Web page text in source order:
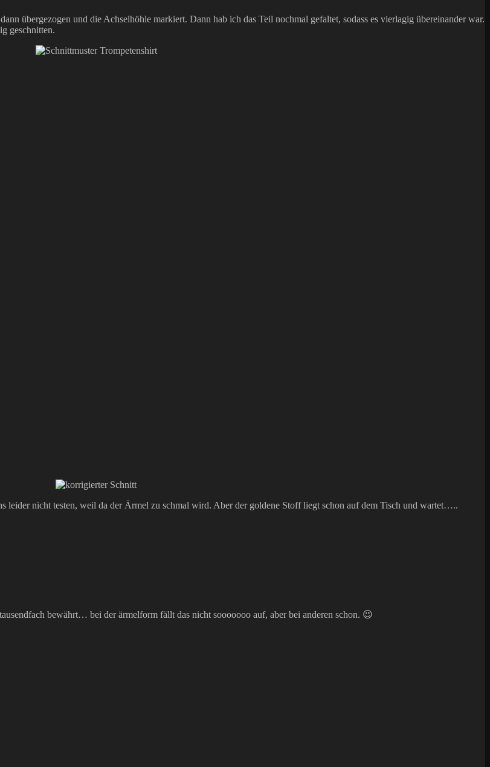
übergezogen und die Achselhöhle markiert. Dann hab ich das Teil nochmal gefaltet, sodass es vierlagig übereinander war.
geschnitten.
leider nicht testen, weil da der Ärmel zu schmal wird. Aber der goldene Stoff liegt schon auf dem Tisch und wartet…..
bewährt… bei der ärmelform fällt das nicht sooooooo auf, aber bei anderen schon. 😉